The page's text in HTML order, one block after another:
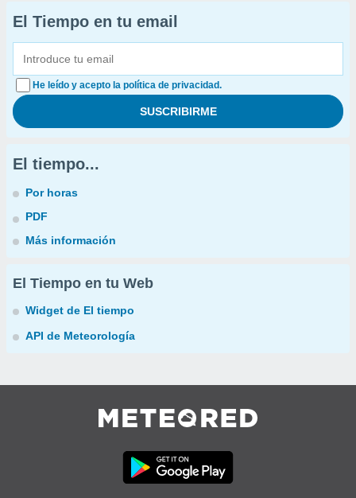
El Tiempo en tu email
He leído y acepto la política de privacidad.
El tiempo...
Por horas
PDF
Más información
El Tiempo en tu Web
Widget de El tiempo
API de Meteorología